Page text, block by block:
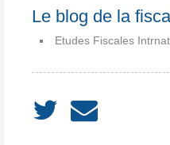
Le blog de la
Etudes Fiscales